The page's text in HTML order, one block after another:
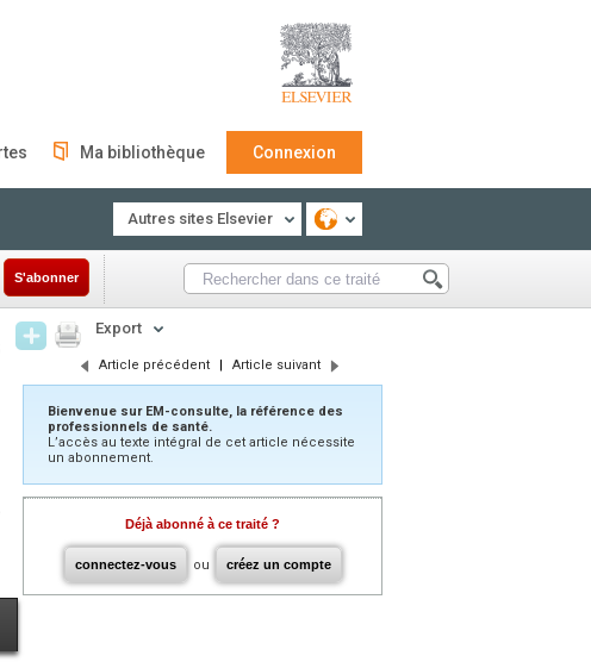
Ma bibliothèque Connexion
Autres sites Elsevier
S'abonner
Export
Article précédent | Article suivant
Bienvenue sur EM-consulte, la référence des
professionnels de santé.
L’accès au texte intégral de cet article nécessite
un abonnement.
Déjà abonné à ce traité ?
connectez-vous ou créez un compte